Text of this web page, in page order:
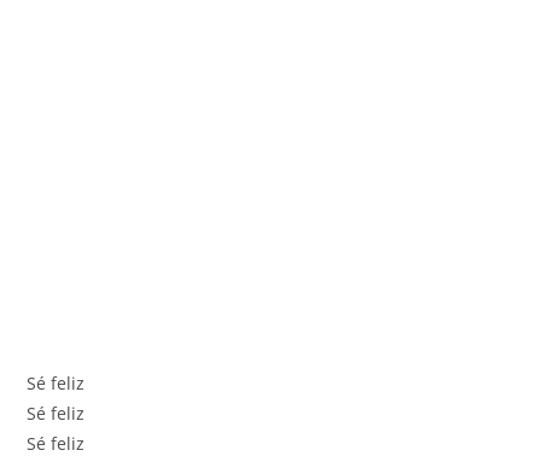
Sé feliz
Sé feliz
Sé feliz